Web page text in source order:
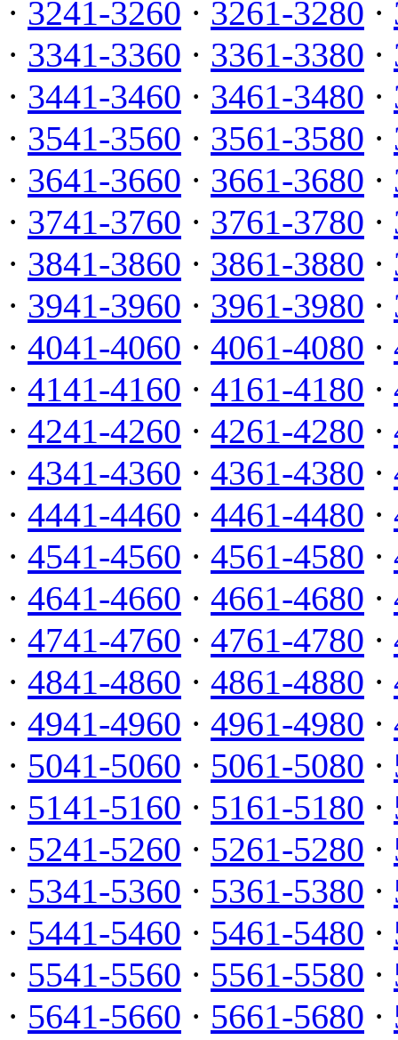
· 3241-3260 · 3261-3280 ·
· 3341-3360 · 3361-3380 ·
· 3441-3460 · 3461-3480 ·
· 3541-3560 · 3561-3580 ·
· 3641-3660 · 3661-3680 ·
· 3741-3760 · 3761-3780 ·
· 3841-3860 · 3861-3880 ·
· 3941-3960 · 3961-3980 ·
· 4041-4060 · 4061-4080 ·
· 4141-4160 · 4161-4180 ·
· 4241-4260 · 4261-4280 ·
· 4341-4360 · 4361-4380 ·
· 4441-4460 · 4461-4480 ·
· 4541-4560 · 4561-4580 ·
· 4641-4660 · 4661-4680 ·
· 4741-4760 · 4761-4780 ·
· 4841-4860 · 4861-4880 ·
· 4941-4960 · 4961-4980 ·
· 5041-5060 · 5061-5080 ·
· 5141-5160 · 5161-5180 ·
· 5241-5260 · 5261-5280 ·
· 5341-5360 · 5361-5380 ·
· 5441-5460 · 5461-5480 ·
· 5541-5560 · 5561-5580 ·
· 5641-5660 · 5661-5680 ·